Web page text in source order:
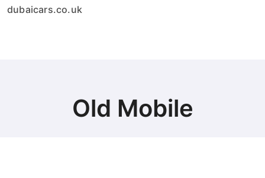
dubaicars.co.uk
Old Mobile